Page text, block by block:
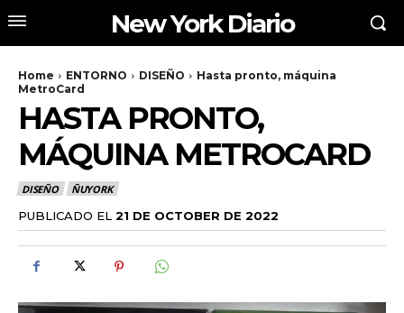
New York Diario
Home ENTORNO DISEÑO
Hasta pronto, máquina
MetroCard
HASTA PRONTO,
MÁQUINA METROCARD
DISEÑO ÑUYORK
PUBLICADO EL 21 DE OCTOBER DE 2022